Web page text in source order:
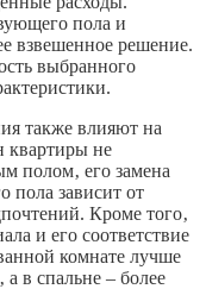
пола и
взвешенное решение.
выбранного
также влияют на
квартиры не
полом‚ его замена
пола зависит от
Кроме того‚
и его соответствие
комнате лучше
а в спальне – более